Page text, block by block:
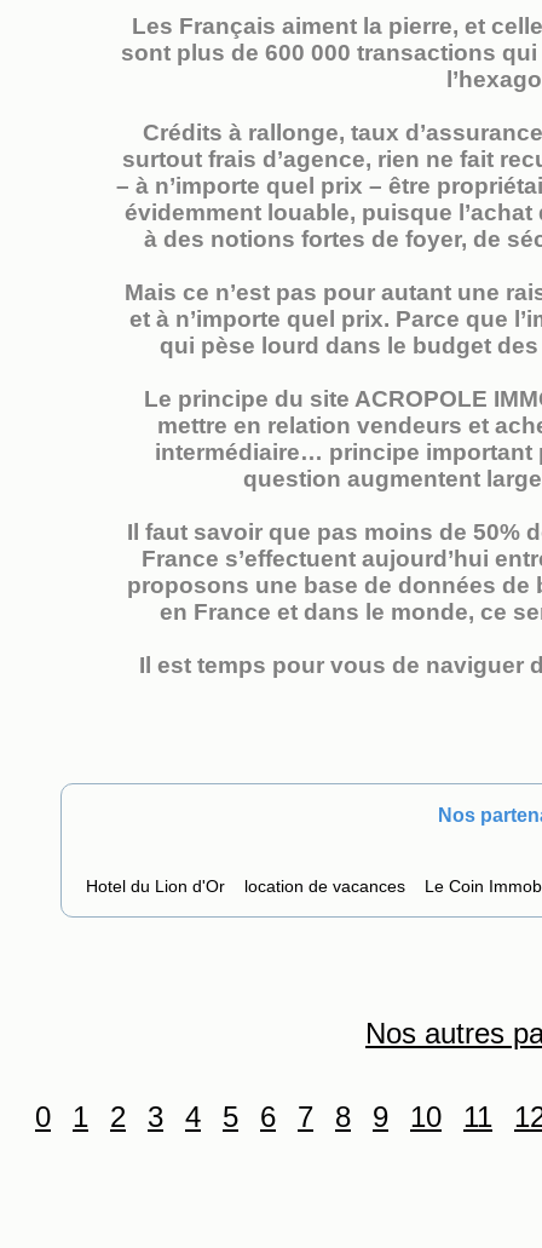
Les Français aiment la pierre, et
sont plus de 600 000 transactions
Crédits à rallonge, taux
surtout frais d’agence, rien ne fait
– à n’importe quel prix – être
évidemment louable, puisque
à des notions fortes de foyer, de
Mais ce n’est pas pour autant une
et à n’importe quel prix. Parce que
qui pèse lourd dans le budget
Le principe du site ACROPOLE
mettre en relation vendeurs et
intermédiaire… principe important
question augmentent
Il faut savoir que pas moins de 50%
France s’effectuent aujourd’hui
proposons une base de données de
en France et dans le monde, ce
Il est temps pour vous de naviguer
Nos
Hotel du Lion d'Or location de vacances Le Coin
Nos autres
0 1 2 3 4 5 6 7 8 9 10 11